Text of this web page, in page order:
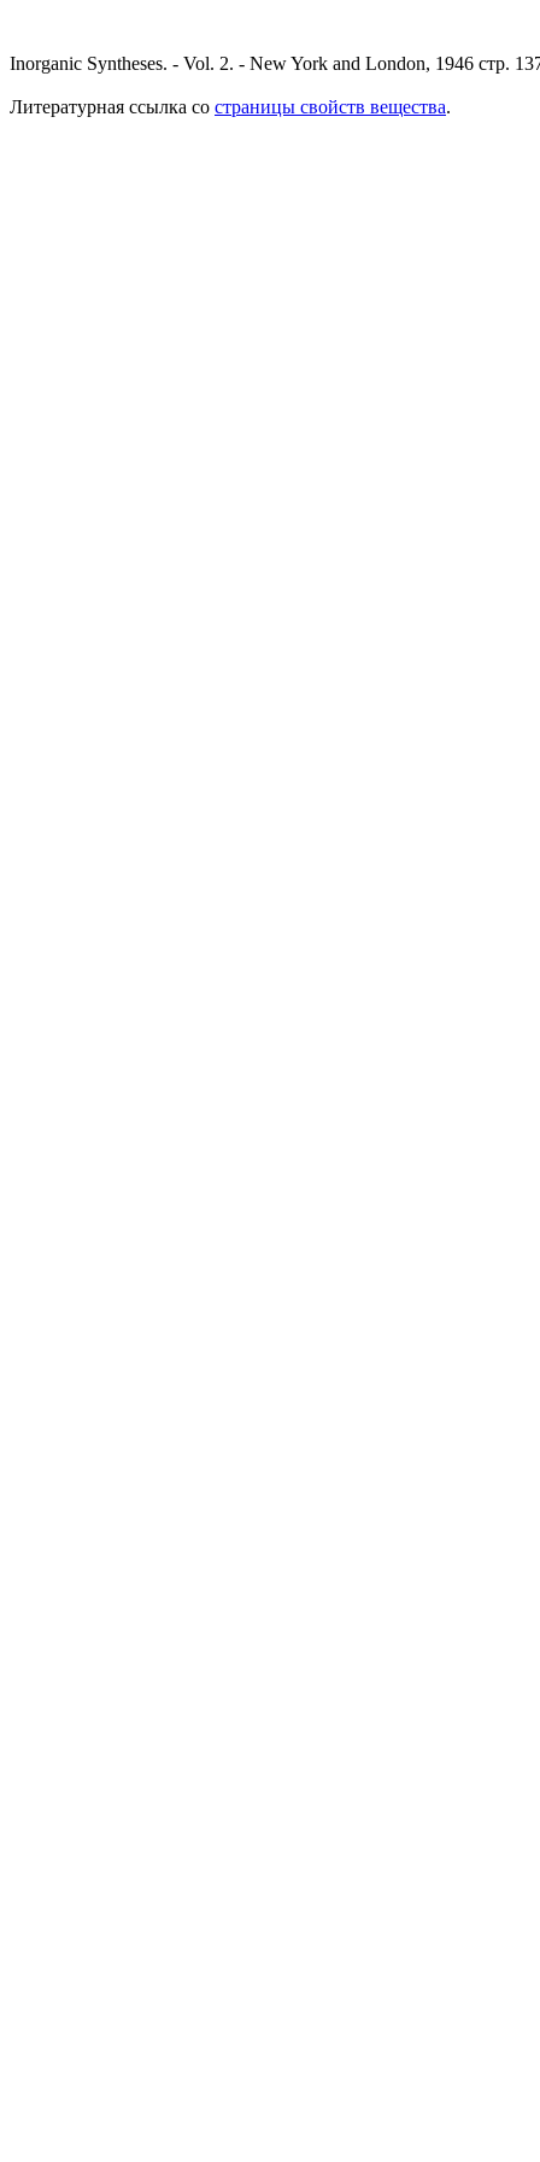
Inorganic Syntheses. - Vol. 2. - New York and London, 1946 стр.
Литературная ссылка со страницы свойств вещества.